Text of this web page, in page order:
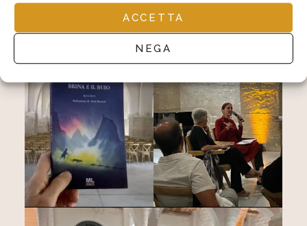
ACCETTA
NEGA
Camparia 7 settembre 2023